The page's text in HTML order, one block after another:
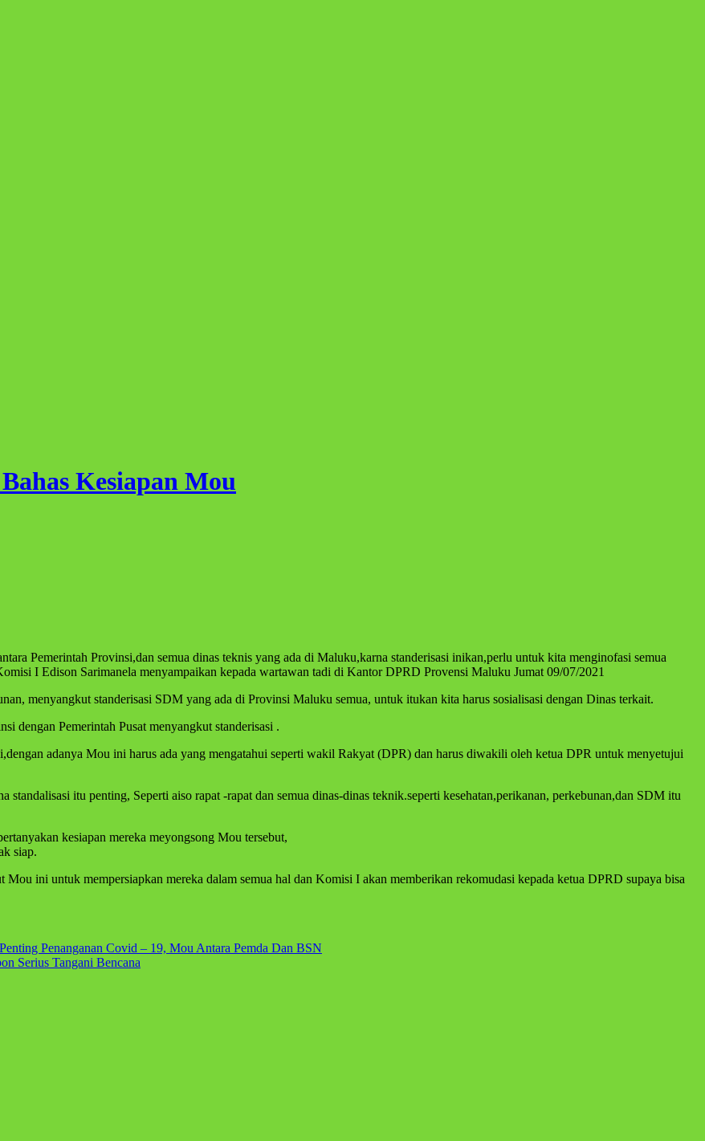
Kesiapan Mou
I Edison Sarimanela menyampaikan kepada wartawan tadi di Kantor DPRD Provensi Maluku Jumat 09/07/2021
menyangkut standerisasi SDM yang ada di Provinsi Maluku semua, untuk itukan kita harus sosialisasi dengan Dinas terkait.
dengan Pemerintah Pusat menyangkut standerisasi .
adanya Mou ini harus ada yang mengatahui seperti wakil Rakyat (DPR) dan harus diwakili oleh ketua DPR untuk menyetujui
itu penting, Seperti aiso rapat -rapat dan semua dinas-dinas teknik.seperti kesehatan,perikanan, perkebunan,dan SDM itu
kesiapan mereka meyongsong Mou tersebut,
siap.
ini untuk mempersiapkan mereka dalam semua hal dan Komisi I akan memberikan rekomudasi kepada ketua DPRD supaya bisa
Penanganan Covid – 19, Mou Antara Pemda Dan BSN
Serius Tangani Bencana